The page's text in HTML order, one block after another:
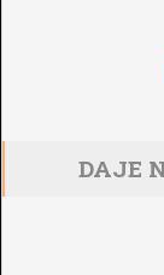
DAJE